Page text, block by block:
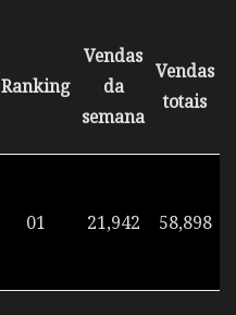
Ranking
Vendas
da
semana
Vendas
totais
01 21,942 58,898